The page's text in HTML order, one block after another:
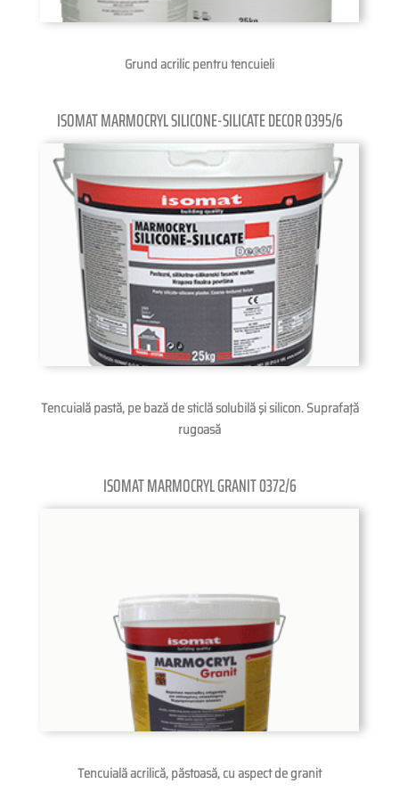
Grund acrilic pentru tencuieli
ISOMAT MARMOCRYL SILICONE-SILICATE DECOR 0395/6
Tencuială pastă, pe bază de sticlă solubilă şi silicon. Suprafaţă
rugoasă
ISOMAT MARMOCRYL GRANIT 0372/6
Tencuială acrilică, păstoasă, cu aspect de granit